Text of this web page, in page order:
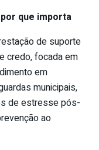
que importa
de suporte
credo, focada em
em
municipais,
de estresse pós-
ao